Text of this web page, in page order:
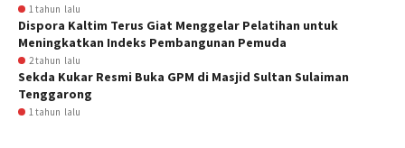
1 tahun lalu
Dispora Kaltim Terus Giat Menggelar Pelatihan untuk
Meningkatkan Indeks Pembangunan Pemuda
2 tahun lalu
Sekda Kukar Resmi Buka GPM di Masjid Sultan Sulaiman
Tenggarong
1 tahun lalu